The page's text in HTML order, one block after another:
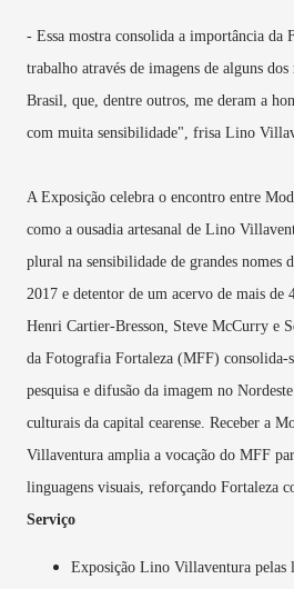
- Essa mostra consolida a importância da
trabalho através de imagens de alguns
Brasil, que, dentre outros, me deram a
com muita sensibilidade", frisa Lino
A Exposição celebra o encontro entre
como a ousadia artesanal de Lino
plural na sensibilidade de grandes nomes
2017 e detentor de um acervo de mais de
Henri Cartier-Bresson, Steve McCurry e
da Fotografia Fortaleza (MFF) consolida-
pesquisa e difusão da imagem no
culturais da capital cearense. Receber a
Villaventura amplia a vocação do MFF
linguagens visuais, reforçando Fortaleza
Serviço
Exposição Lino Villaventura pelas